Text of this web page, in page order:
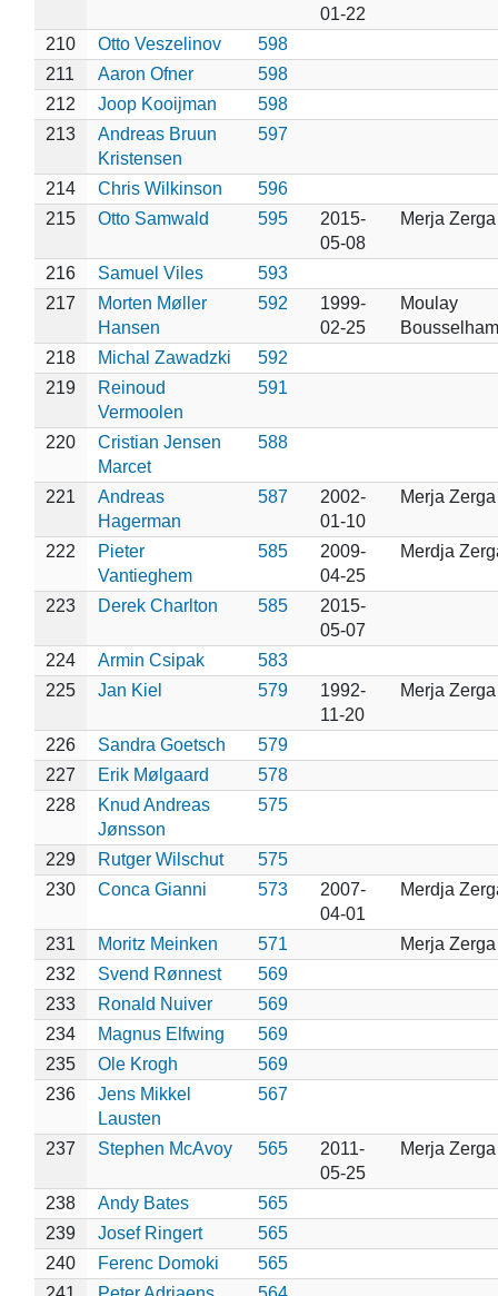
01-22
210
Otto Veszelinov
598
211
Aaron Ofner
598
212
Joop Kooijman
598
213
Andreas Bruun
Kristensen
597
214 Chris Wilkinson
596
215
Otto Samwald 595
2015-
05-08
Merja Zerga
216 Samuel Viles
593
217
Morten Møller
Hansen
592
1999-
02-25
Moulay
Bousselham
218
Michal Zawadzki
592
219
Reinoud
Vermoolen
591
220
Cristian Jensen
Marcet
588
221
Andreas
Hagerman
587
2002-
01-10
Merja Zerga
222
Pieter
Vantieghem
585
2009-
04-25
Merdja
223 Derek Charlton 585
2015-
05-07
224
Armin Csipak
583
225
Jan Kiel 579
1992-
11-20
Merja Zerga
226 Sandra Goetsch
579
227
Erik Mølgaard
578
228
Knud Andreas
Jønsson
575
229 Rutger Wilschut
575
230
Conca Gianni 573
2007-
04-01
Merdja
231 Moritz Meinken 571
Merja Zerga
232
Svend Rønnest
569
233
Ronald Nuiver
569
234
Magnus Elfwing
569
235
Ole Krogh
569
236
Jens Mikkel
Lausten
567
237 Stephen McAvoy 565
2011-
05-25
Merja Zerga
238 Andy Bates
565
239
Josef Ringert
565
240
Ferenc Domoki
565